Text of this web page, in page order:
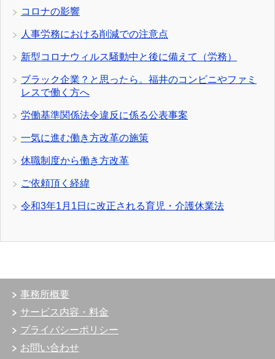
コロナの影響
人事労務における削減での注意点
新型コロナウィルス騒動中と後に備えて（労務）
ブラック企業？と思ったら。福井のコンビニやファミ
レスで働く方へ
労働基準関係法令違反に係る公表事案
一気に進む働き方改革の施策
休職制度から働き方改革
ご依頼頂く経緯
令和3年1月1日に改正される育児・介護休業法
事務所概要
サービス内容・料金
プライバシーポリシー
お問い合わせ